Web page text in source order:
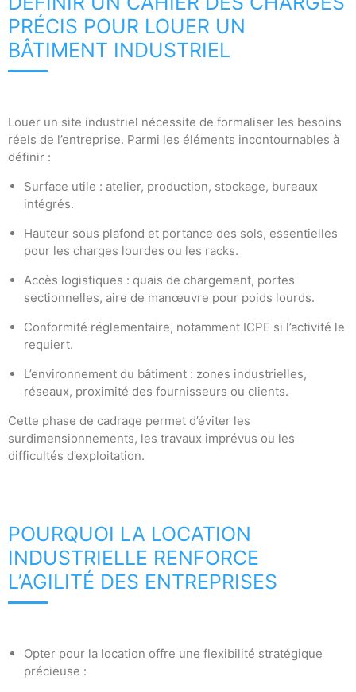
PRÉCIS POUR LOUER UN
BÂTIMENT INDUSTRIEL
Louer un site industriel nécessite de formaliser les besoins
réels de l’entreprise. Parmi les éléments incontournables à
définir :
Surface utile : atelier, production, stockage, bureaux
intégrés.
Hauteur sous plafond et portance des sols, essentielles
pour les charges lourdes ou les racks.
Accès logistiques : quais de chargement, portes
sectionnelles, aire de manœuvre pour poids lourds.
Conformité réglementaire, notamment ICPE si l’activité le
requiert.
L’environnement du bâtiment : zones industrielles,
réseaux, proximité des fournisseurs ou clients.
Cette phase de cadrage permet d’éviter les
surdimensionnements, les travaux imprévus ou les
difficultés d’exploitation.
POURQUOI LA LOCATION
INDUSTRIELLE RENFORCE
L’AGILITÉ DES ENTREPRISES
Opter pour la location offre une flexibilité stratégique
précieuse :